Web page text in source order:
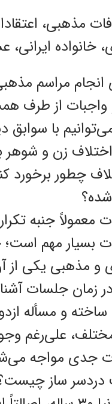
انجام مراسم
از طرف
با سوابق
زن و شوهر
چطور برخورد
معمولاً جنبه
بسیار مهم
و مذهبی یکی
زمان جلسات
و مسأله
علی‌رغم
جدی مواجه
دردسر ساز